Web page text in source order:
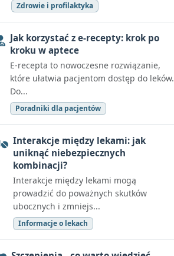
Zdrowie i profilaktyka
Jak korzystać z e-recepty: krok po
kroku w aptece
E-recepta to nowoczesne rozwiązanie,
które ułatwia pacjentom dostęp do leków.
Do...
Poradniki dla pacjentów
Interakcje między lekami: jak
uniknąć niebezpiecznych
kombinacji?
Interakcje między lekami mogą
prowadzić do poważnych skutków
ubocznych i zmniejs...
Informacje o lekach